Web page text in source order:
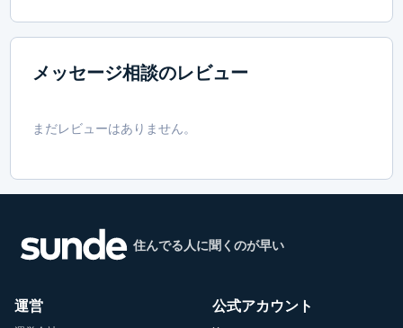
メッセージ相談のレビュー
まだレビューはありません。
住んでる人に聞くのが早い
運営 公式アカウント